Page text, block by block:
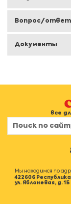
Вопрос/ответ
Документы
все
Мы находимся по
422606
ул. Яблоневая, д. 1Б